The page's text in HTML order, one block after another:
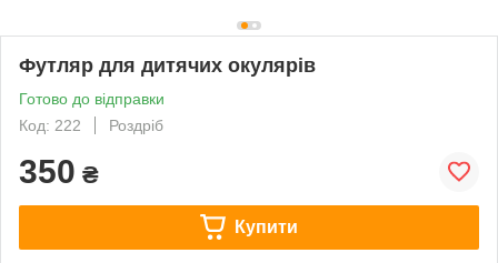
Футляр для дитячих окулярів
Готово до відправки
Код: 222
Роздріб
350 ₴
Купити